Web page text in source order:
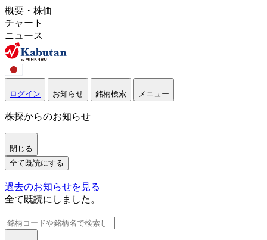
概要・株価
チャート
ニュース
ログイン お知らせ 銘柄検索 メニュー
株探からのお知らせ
閉じる
全て既読にする
過去のお知らせを見る
全て既読にしました。